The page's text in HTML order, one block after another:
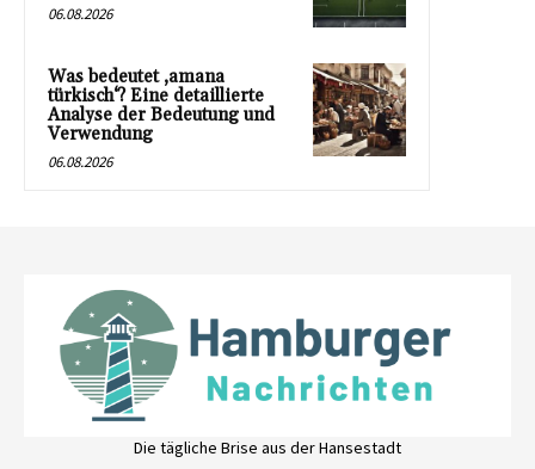
06.08.2026
Was bedeutet ‚amana
türkisch‘? Eine detaillierte
Analyse der Bedeutung und
Verwendung
06.08.2026
Die tägliche Brise aus der Hansestadt